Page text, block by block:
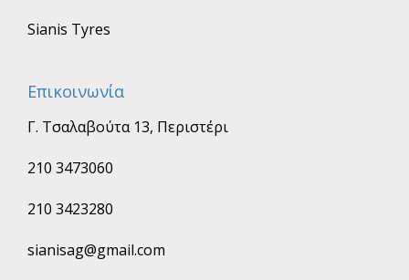
Sianis Tyres
Επικοινωνία
Γ. Τσαλαβούτα 13, Περιστέρι
210 3473060
210 3423280
sianisag@gmail.com